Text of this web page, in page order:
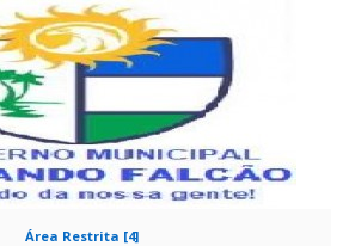
Área Restrita [4]